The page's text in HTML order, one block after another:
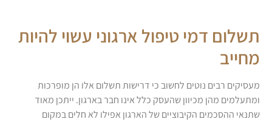
תשלום דמי טיפול ארגוני עשוי להיות
מחייב
מעסיקים רבים נוטים לחשוב כי דרישות תשלום אלו הן מופרכות
ומתעלמים מהן מכיוון שהעסק כלל אינו חבר בארגון. ייתכן מאוד
שתנאי ההסכמים הקיבוציים של הארגון אפילו לא חלים במקום